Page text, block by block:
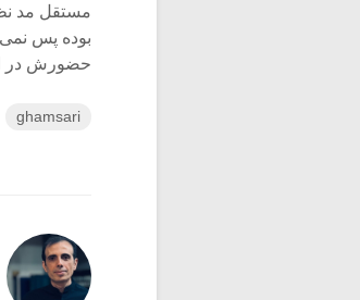
مستقل مد
بوده پس
حضورش در
ghamsari